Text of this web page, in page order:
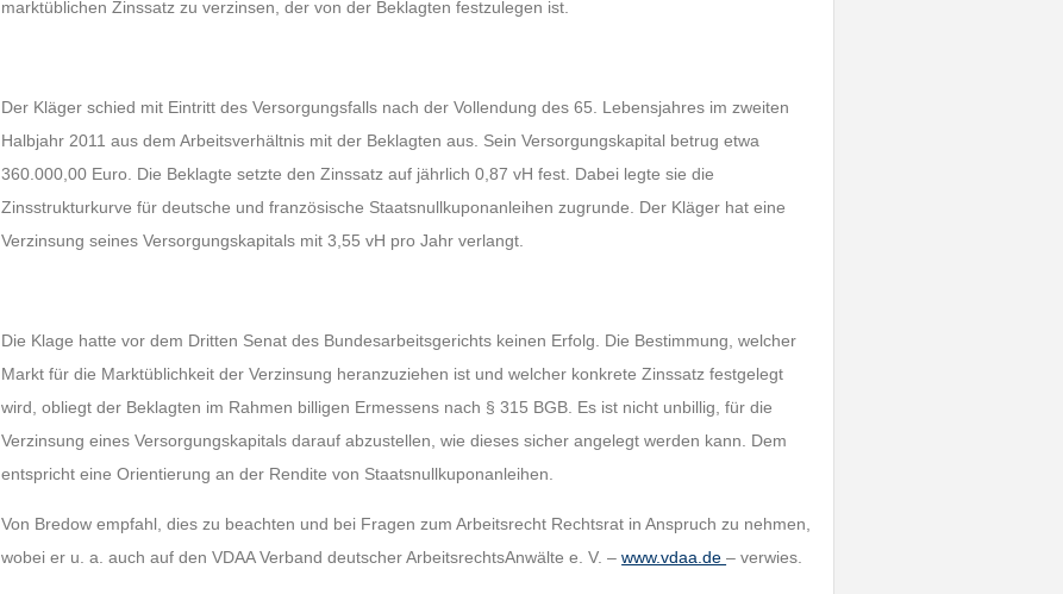
marktüblichen Zinssatz zu verzinsen, der von der Beklagten festzulegen ist.
Der Kläger schied mit Eintritt des Versorgungsfalls nach der Vollendung des 65. Lebensjahres im zweiten
Halbjahr 2011 aus dem Arbeitsverhältnis mit der Beklagten aus. Sein Versorgungskapital betrug etwa
360.000,00 Euro. Die Beklagte setzte den Zinssatz auf jährlich 0,87 vH fest. Dabei legte sie die
Zinsstrukturkurve für deutsche und französische Staatsnullkuponanleihen zugrunde. Der Kläger hat eine
Verzinsung seines Versorgungskapitals mit 3,55 vH pro Jahr verlangt.
Die Klage hatte vor dem Dritten Senat des Bundesarbeitsgerichts keinen Erfolg. Die Bestimmung, welcher
Markt für die Marktüblichkeit der Verzinsung heranzuziehen ist und welcher konkrete Zinssatz festgelegt
wird, obliegt der Beklagten im Rahmen billigen Ermessens nach § 315 BGB. Es ist nicht unbillig, für die
Verzinsung eines Versorgungskapitals darauf abzustellen, wie dieses sicher angelegt werden kann. Dem
entspricht eine Orientierung an der Rendite von Staatsnullkuponanleihen.
Von Bredow empfahl, dies zu beachten und bei Fragen zum Arbeitsrecht Rechtsrat in Anspruch zu nehmen,
wobei er u. a. auch auf den VDAA Verband deutscher ArbeitsrechtsAnwälte e. V. –www.vdaa.de– verwies.